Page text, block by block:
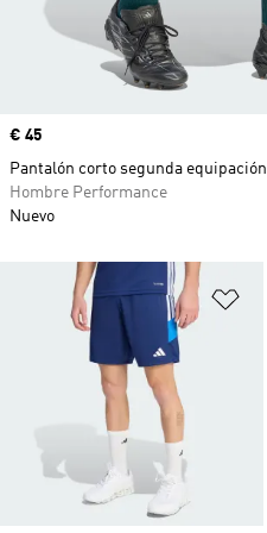
Precio
€ 45
Pantalón corto segunda
Hombre Performance
Nuevo